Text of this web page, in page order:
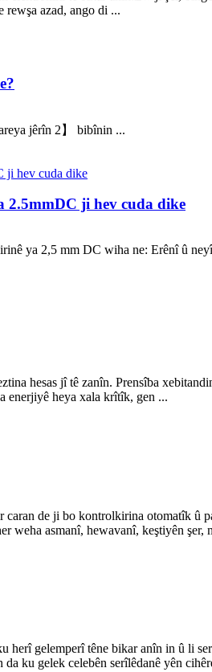
rewşa azad, ango di ...
jêrîn 2】 bibînin ...
2.5mmDC ji hev cuda dike
ya 2,5 mm DC wiha ne: Erênî û
hesas jî tê zanîn. Prensîba
enerjiyê heya xala krîtîk, gen ...
caran de ji bo kontrolkirina otomatîk
weha asmanî, hewavanî, keştiyên şer,
herî gelemperî têne bikar anîn in û li
ku gelek celebên serîlêdanê yên